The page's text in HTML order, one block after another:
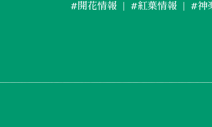
#開花情報 #紅葉情報 #神